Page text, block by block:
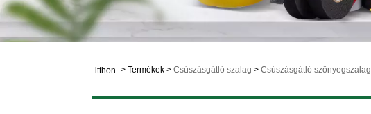
itthon > Termékek > Csúszásgátló szalag > Csúszásgátló szőnyegszalag